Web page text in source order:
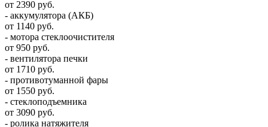
от 2390 руб.
- аккумулятора (АКБ)
от 1140 руб.
- мотора стеклоочистителя
от 950 руб.
- вентилятора печки
от 1710 руб.
- противотуманной фары
от 1550 руб.
- стеклоподъемника
от 3090 руб.
- ролика натяжителя